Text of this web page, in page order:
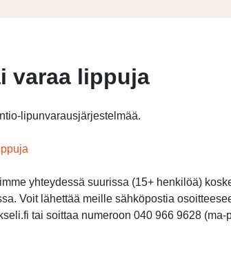
varaa lippuja
lipunvarausjärjestelmää.
yhteydessä suurissa (15+ henkilöä)
Voit lähettää meille sähköpostia
tai soittaa numeroon 040 966 9628 (ma-